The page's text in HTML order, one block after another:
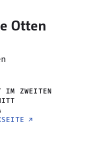
Otten
IM ZWEITEN
↗